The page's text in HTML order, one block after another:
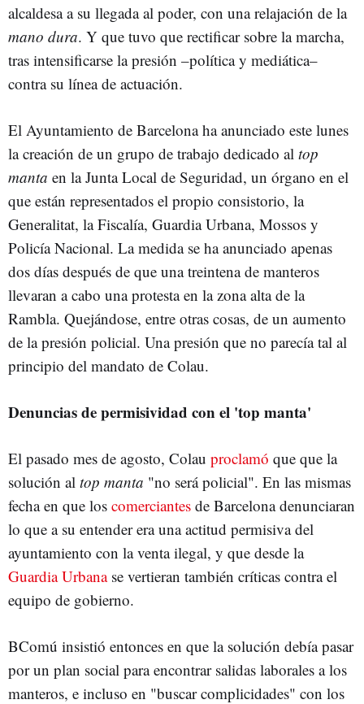
alcaldesa a su llegada al poder, con una relajación de la
mano dura. Y que tuvo que rectificar sobre la marcha,
tras intensificarse la presión –política y mediática–
contra su línea de actuación.
El Ayuntamiento de Barcelona ha anunciado este lunes
la creación de un grupo de trabajo dedicado al top
manta en la Junta Local de Seguridad, un órgano en el
que están representados el propio consistorio, la
Generalitat, la Fiscalía, Guardia Urbana, Mossos y
Policía Nacional. La medida se ha anunciado apenas
dos días después de que una treintena de manteros
llevaran a cabo una protesta en la zona alta de la
Rambla. Quejándose, entre otras cosas, de un aumento
de la presión policial. Una presión que no parecía tal al
principio del mandato de Colau.
Denuncias de permisividad con el 'top manta'
El pasado mes de agosto, Colau proclamó que que la
solución al top manta "no será policial". En las mismas
fecha en que los comerciantes de Barcelona denunciaran
lo que a su entender era una actitud permisiva del
ayuntamiento con la venta ilegal, y que desde la
Guardia Urbanase vertieran también críticas contra el
equipo de gobierno.
BComú insistió entonces en que la solución debía pasar
por un plan social para encontrar salidas laborales a los
manteros, e incluso en "buscar complicidades" con los